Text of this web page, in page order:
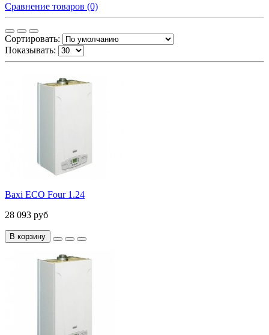
Сравнение товаров (0)
Сортировать:
Показывать:
Baxi ECO Four 1.24
28 093 руб
В корзину